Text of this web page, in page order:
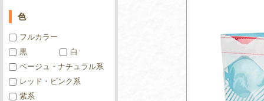
色
フルカラー
黒
白
ベージュ・ナチュラル系
レッド・ピンク系
紫系